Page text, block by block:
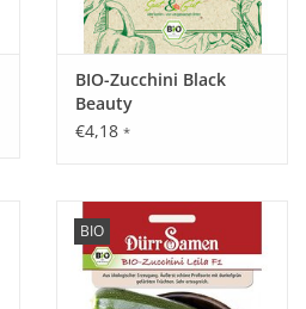
BIO-Zucchini Black
Beauty
€4,18 *
BIO